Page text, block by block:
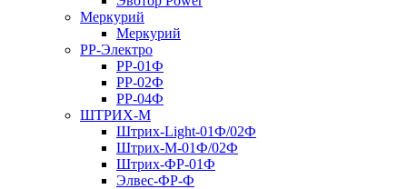
Меркурий
Меркурий
РР-Электро
РР-01Ф
РР-02Ф
РР-04Ф
ШТРИХ-М
Штрих-Light-01Ф/02Ф
Штрих-М-01Ф/02Ф
Штрих-ФР-01Ф
Элвес-ФР-Ф